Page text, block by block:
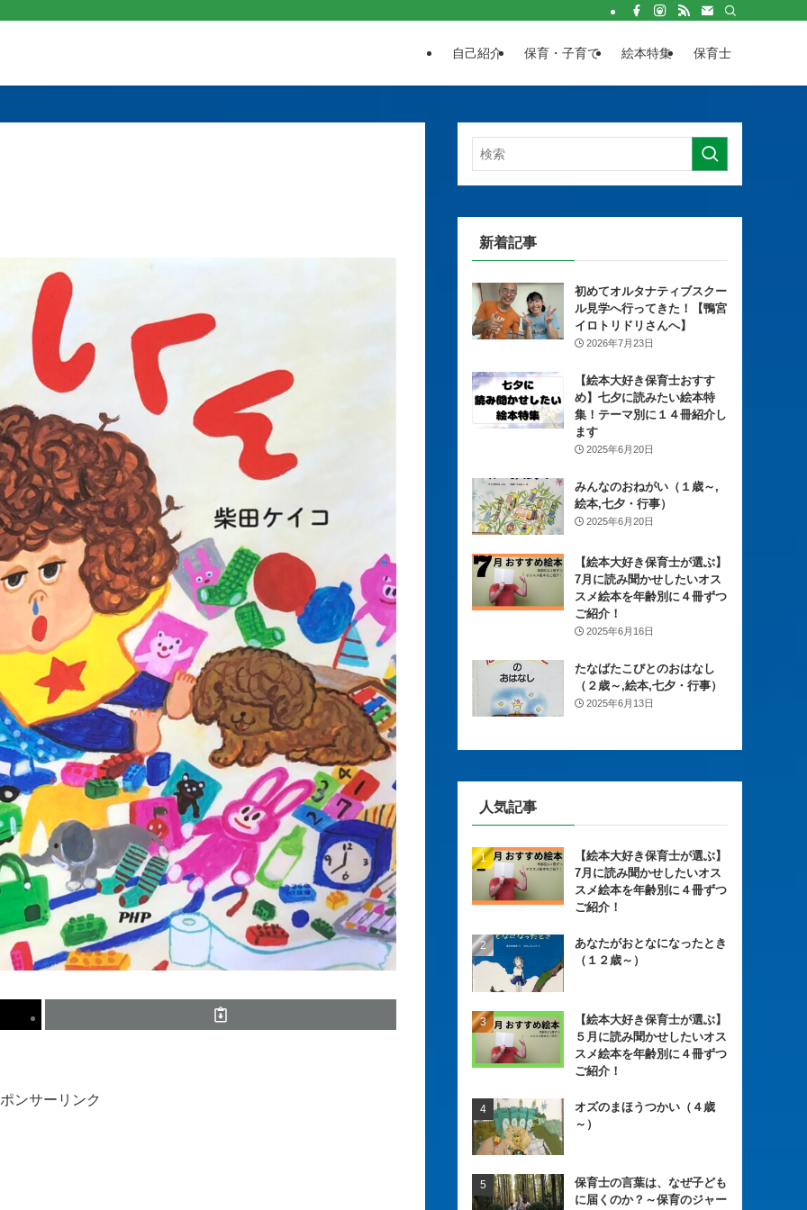
自己紹介 保育・子育て 絵本特集 保育士
ンサーリンク
新着記事
初めてオルタナティブスクー
ル見学へ行ってきた！【鴨宮
イロトリドリさんへ】
2026年7月23日
【絵本大好き保育士おすす
め】七夕に読みたい絵本特
集！テーマ別に１４冊紹介し
ます
2025年6月20日
みんなのおねがい（１歳～,
絵本,七夕・行事）
2025年6月20日
【絵本大好き保育士が選ぶ】
7月に読み聞かせしたいオス
スメ絵本を年齢別に４冊ずつ
ご紹介！
2025年6月16日
たなばたこびとのおはなし
（２歳～,絵本,七夕・行事）
2025年6月13日
人気記事
【絵本大好き保育士が選ぶ】
7月に読み聞かせしたいオス
スメ絵本を年齢別に４冊ずつ
ご紹介！
あなたがおとなになったとき
（１２歳～）
【絵本大好き保育士が選ぶ】
５月に読み聞かせしたいオス
スメ絵本を年齢別に４冊ずつ
ご紹介！
オズのまほうつかい（４歳
～）
保育士の言葉は、なぜ子ども
に届くのか？～保育のジャー